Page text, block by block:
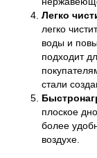
Легко
легко
воды и
подходит
стали
плоское
более
воздухе.